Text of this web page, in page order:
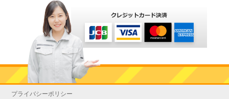
プライバシーポリシー